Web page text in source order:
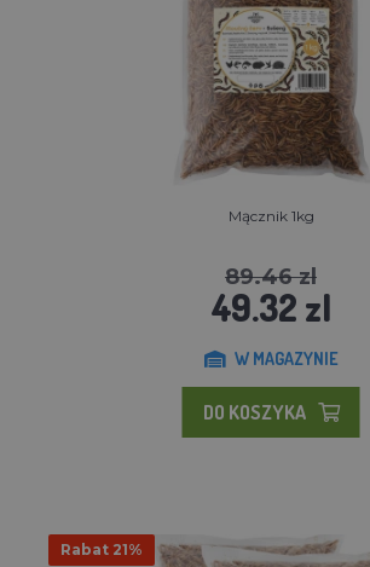
Mącznik 1kg
89.46 zl
49.32 zl
W MAGAZYNIE
DO KOSZYKA
Rabat 21%